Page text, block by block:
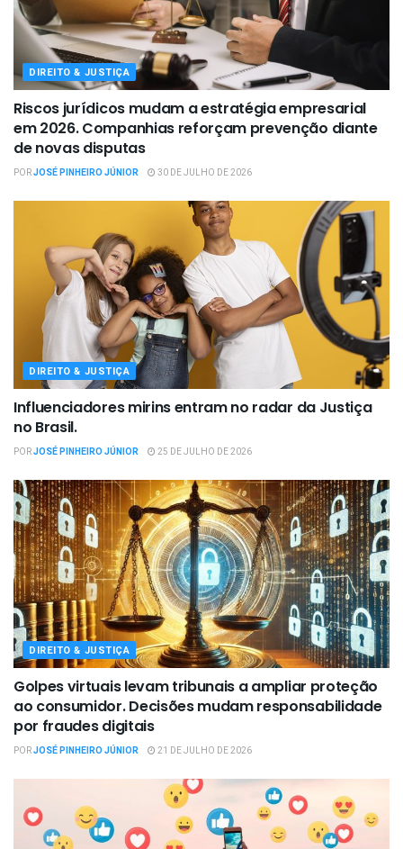
DIREITO & JUSTIÇA
Riscos jurídicos mudam a estratégia empresarial
em 2026. Companhias reforçam prevenção diante
de novas disputas
PORJOSÉ PINHEIRO JÚNIOR 30 DE JULHO DE 2026
DIREITO & JUSTIÇA
Influenciadores mirins entram no radar da Justiça
no Brasil.
PORJOSÉ PINHEIRO JÚNIOR 25 DE JULHO DE 2026
DIREITO & JUSTIÇA
Golpes virtuais levam tribunais a ampliar proteção
ao consumidor. Decisões mudam responsabilidade
por fraudes digitais
PORJOSÉ PINHEIRO JÚNIOR 21 DE JULHO DE 2026